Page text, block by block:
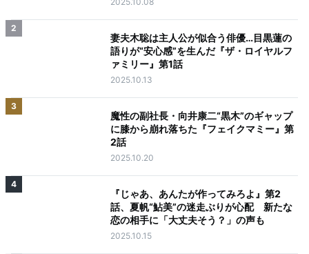
2
妻夫木聡は主人公が似合う俳優…目黒蓮の
語りが“安心感”を生んだ『ザ・ロイヤルフ
ァミリー』第1話
2025.10.13
3
魔性の副社長・向井康二“黒木”のギャップ
に膝から崩れ落ちた『フェイクマミー』第
2話
2025.10.20
4
『じゃあ、あんたが作ってみろよ』第2
話、夏帆“鮎美”の迷走ぶりが心配 新たな
恋の相手に「大丈夫そう？」の声も
2025.10.15